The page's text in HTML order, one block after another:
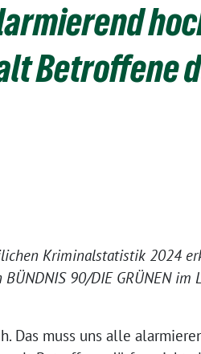
Betroffene
Kriminalstatistik 2024
90/DIE GRÜNEN im
Das muss uns alle